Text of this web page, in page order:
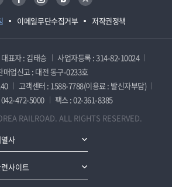
이메일무단수집거부 저작권정책
대표자 : 김태승
사업자등록 : 314-82-10024
매업신고 : 대전 동구-0233호
고객센터 : 1588-7788(이용료 : 발신자부담)
472-5000
팩스 : 02-361-8385
RAILROAD. ALL RIGHTS RESERVED.
사
사이트